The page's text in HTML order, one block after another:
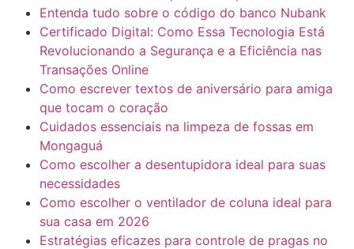
Entenda tudo sobre o código do banco Nubank
Certificado Digital: Como Essa Tecnologia Está
Revolucionando a Segurança e a Eficiência nas
Transações Online
Como escrever textos de aniversário para amiga
que tocam o coração
Cuidados essenciais na limpeza de fossas em
Mongaguá
Como escolher a desentupidora ideal para suas
necessidades
Como escolher o ventilador de coluna ideal para
sua casa em 2026
Estratégias eficazes para controle de pragas no